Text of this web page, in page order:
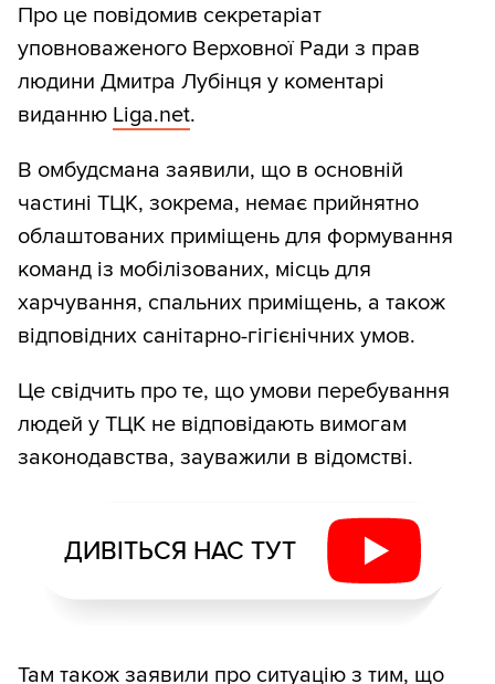
Про це повідомив секретаріат
уповноваженого Верховної Ради з прав
людини Дмитра Лубінця у коментарі
виданню Liga.net.
В омбудсмана заявили, що в основній
частині ТЦК, зокрема, немає прийнятно
облаштованих приміщень для формування
команд із мобілізованих, місць для
харчування, спальних приміщень, а також
відповідних санітарно-гігієнічних умов.
Це свідчить про те, що умови перебування
людей у ТЦК не відповідають вимогам
законодавства, зауважили в відомстві.
ДИВІТЬСЯ НАС ТУТ
Там також заявили про ситуацію з тим, що